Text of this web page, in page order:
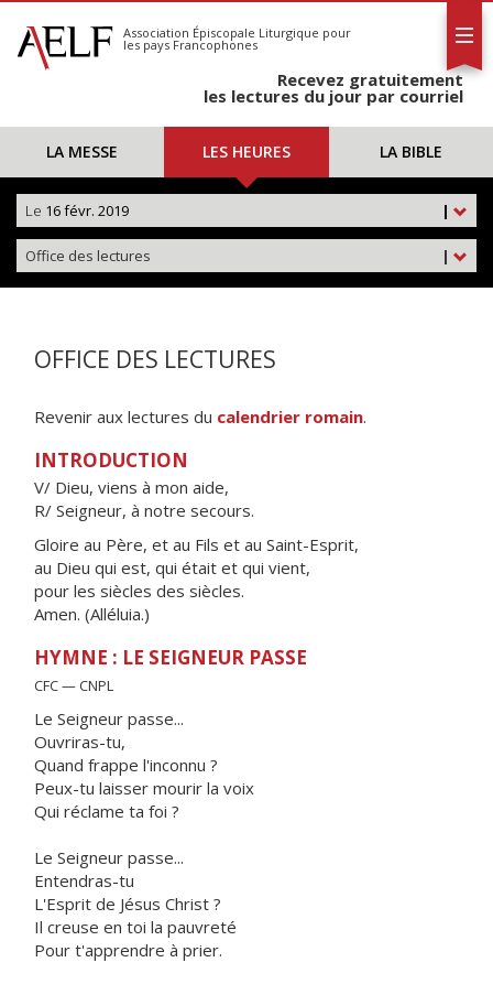
S'abonner
Calendrier
Association Épiscopale Liturgique pour
les pays Francophones
Recevez gratuitement
les lectures du jour par courriel
LA MESSE LES HEURES LA BIBLE
|
Le 16 févr. 2019
|
Office des lectures
OFFICE DES LECTURES
Revenir aux lectures du calendrier romain.
INTRODUCTION
V/ Dieu, viens à mon aide,
R/ Seigneur, à notre secours.
Gloire au Père, et au Fils et au Saint-Esprit,
au Dieu qui est, qui était et qui vient,
pour les siècles des siècles.
Amen. (Alléluia.)
HYMNE : LE SEIGNEUR PASSE
CFC — CNPL
Le Seigneur passe...
Ouvriras-tu,
Quand frappe l'inconnu ?
Peux-tu laisser mourir la voix
Qui réclame ta foi ?
Le Seigneur passe...
Entendras-tu
L'Esprit de Jésus Christ ?
Il creuse en toi la pauvreté
Pour t'apprendre à prier.